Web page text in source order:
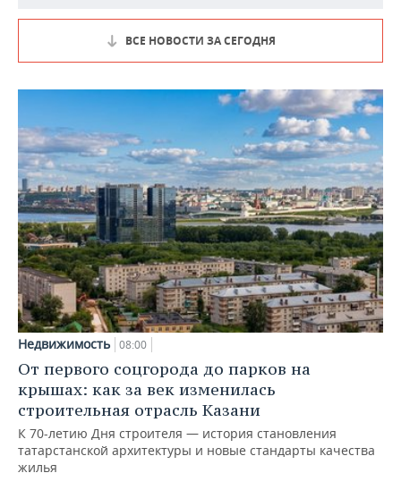
ВСЕ НОВОСТИ ЗА СЕГОДНЯ
Недвижимость 08:00
От первого соцгорода до парков на
крышах: как за век изменилась
строительная отрасль Казани
К 70-летию Дня строителя — история становления
татарстанской архитектуры и новые стандарты качества
жилья